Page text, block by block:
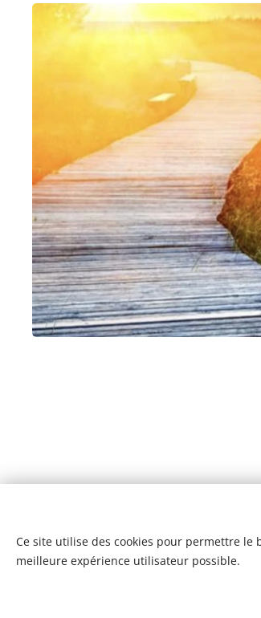
Ce site utilise des cookies pour permettre
meilleure expérience utilisateur possible.